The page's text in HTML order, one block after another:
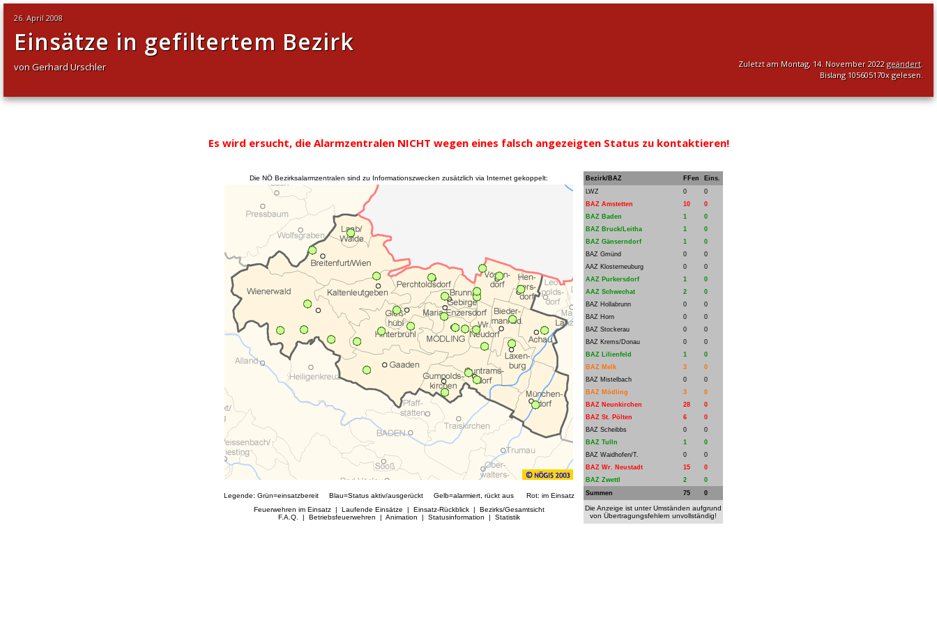
26. April 2008
Einsätze in gefiltertem Bezirk
von Gerhard Urschler Zuletzt am Montag, 14. November 2022 geändert.
Bislang 105605170x gelesen.
Es wird ersucht, die Alarmzentralen NICHT wegen eines falsch angezeigten Status zu kontaktieren!